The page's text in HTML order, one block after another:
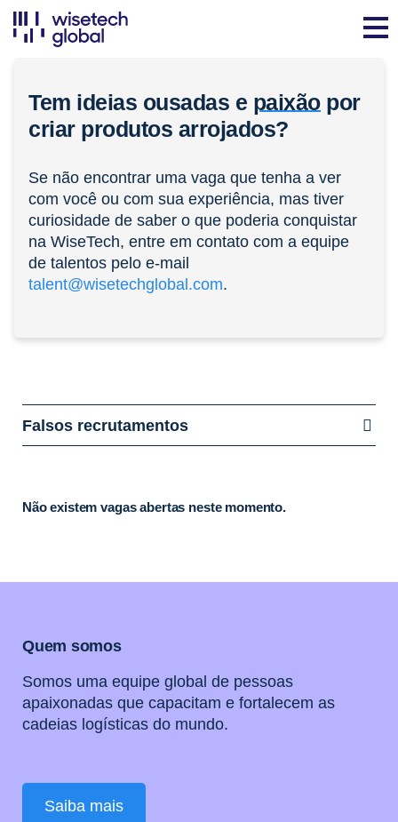
Tem ideias ousadas e paixãopor
criar produtos arrojados?
Se não encontrar uma vaga que tenha a ver
com você ou com sua experiência, mas tiver
curiosidade de saber o que poderia conquistar
na WiseTech, entre em contato com a equipe
de talentos pelo e-mail
talent@wisetechglobal.com.
Falsos recrutamentos
Não existem vagas abertas neste momento.
Quem somos
Somos uma equipe global de pessoas
apaixonadas que capacitam e fortalecem as
cadeias logísticas do mundo.
Saiba mais